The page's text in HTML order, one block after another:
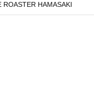
ROASTER HAMASAKI